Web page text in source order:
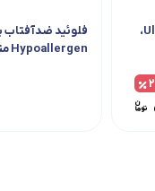
کرم ضدآفتاب مردانه مای مدل Ultra Guard،